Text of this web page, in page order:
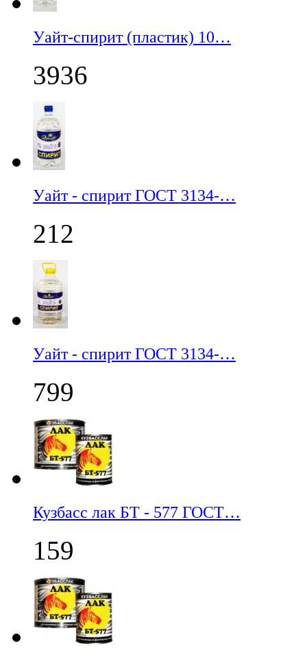
Уайт-спирит (пластик) 10…
3936
Уайт - спирит ГОСТ 3134-…
212
Уайт - спирит ГОСТ 3134-…
799
Кузбасс лак БТ - 577 ГОСТ…
159